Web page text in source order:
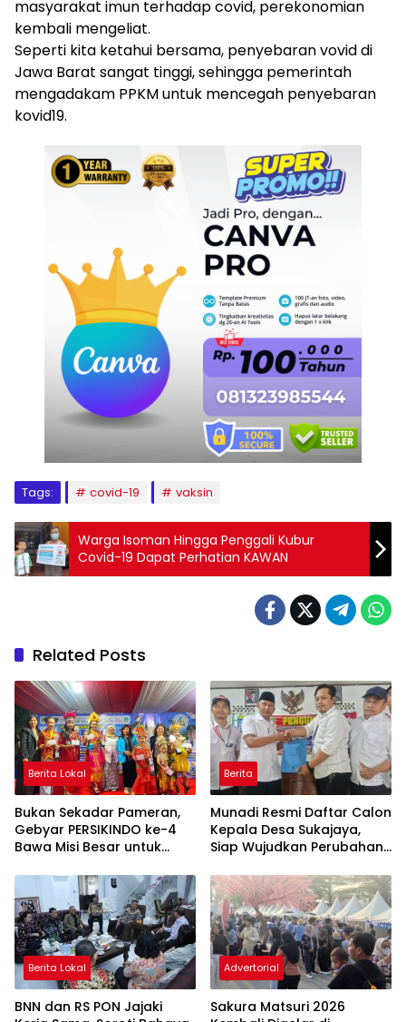
masyarakat imun terhadap covid, perekonomian
kembali mengeliat.
Seperti kita ketahui bersama, penyebaran vovid di
Jawa Barat sangat tinggi, sehingga pemerintah
mengadakam PPKM untuk mencegah penyebaran
kovid19.
Tags: covid-19 vaksin
Warga Isoman Hingga Penggali Kubur
Covid-19 Dapat Perhatian KAWAN
Related Posts
Berita Lokal
Bukan Sekadar Pameran,
Gebyar PERSIKINDO ke-4
Bawa Misi Besar untuk
Berita
Munadi Resmi Daftar Calon
Kepala Desa Sukajaya,
Siap Wujudkan Perubahan
Berita Lokal
BNN dan RS PON Jajaki
Advertorial
Sakura Matsuri 2026